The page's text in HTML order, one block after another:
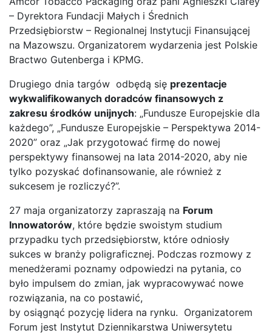
– Dyrektora Fundacji Małych i Średnich
Przedsiębiorstw – Regionalnej Instytucji Finansującej
na Mazowszu. Organizatorem wydarzenia jest Polskie
Bractwo Gutenberga i KPMG.
Drugiego dnia targów odbędą się prezentacje
wykwalifikowanych doradców finansowych z
zakresu środków unijnych: „Fundusze Europejskie dla
każdego”, „Fundusze Europejskie – Perspektywa 2014-
2020” oraz „Jak przygotować firmę do nowej
perspektywy finansowej na lata 2014-2020, aby nie
tylko pozyskać dofinansowanie, ale również z
sukcesem je rozliczyć?”.
27 maja organizatorzy zapraszają na Forum
Innowatorów, które będzie swoistym studium
przypadku tych przedsiębiorstw, które odniosły
sukces w branży poligraficznej. Podczas rozmowy z
menedżerami poznamy odpowiedzi na pytania, co
było impulsem do zmian, jak wypracowywać nowe
rozwiązania, na co postawić,
by osiągnąć pozycję lidera na rynku. Organizatorem
Forum jest Instytut Dziennikarstwa Uniwersytetu